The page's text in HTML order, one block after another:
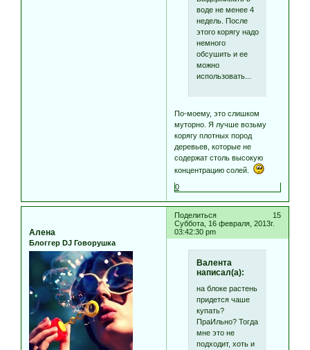
воде не менее 4
недель. После
этого корягу надо
немного
обсушить и ее
можно
использовать...
По-моему, это слишком
муторно. Я лучше возьму
корягу плотных пород
деревьев, которые не
содержат столь высокую
концентрацию солей.
0
Поделиться
15
Суббота, 16 февраля, 2013г.
03:42:30 pm
Алена
Блоггер DJ Говорушка
Валента
написал(а):
на блоке растень
придется чаше
купать?
ПраИльно? Тогда
мне это не
подходит, хоть и